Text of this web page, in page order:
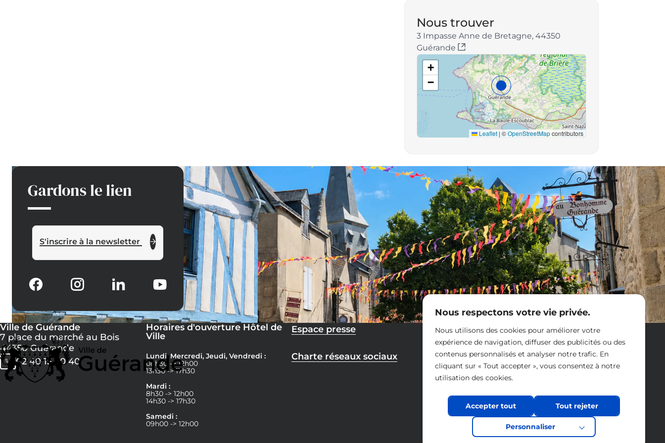
Nous respectons votre vie privée.
Nous utilisons des cookies pour améliorer votre
expérience de navigation, diffuser des publicités ou des
contenus personnalisés et analyser notre trafic. En
cliquant sur « Tout accepter », vous consentez à notre
utilisation des cookies.
Personnaliser
Tout rejeter
Accepter tout
Nous trouver
3 Impasse Anne de Bretagne, 44350
Guérande
+
−
Leaflet | ©OpenStreetMapcontributors
Gardons le lien
S'inscrire à la newsletter
Ville de Guérande
7 place du marché au Bois
44350 Guérande
02 40 15 60 40
Horaires d'ouverture Hôtel de
Ville
Lundi, Mercredi, Jeudi, Vendredi :
08h30 -> 12h00
13h30 -> 17h30
Mardi :
8h30 -> 12h00
14h30 -> 17h30
Samedi :
09h00 -> 12h00
Espace presse
Charte réseaux sociaux
Nous contacter